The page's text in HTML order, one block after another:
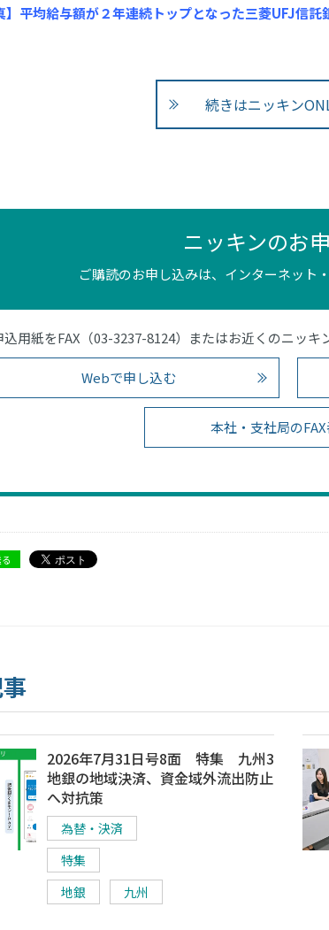
】平均給与額が２年連続トップとなった三菱UFJ信託
続きはニッキン
ニッキンのお
ご購読のお申し込みは、インターネット
込用紙をFAX（03-3237-8124）またはお近くのニッキ
Webで申し込む
本社・支社局の
2026年7月31日号8面 特集 九州3
地銀の地域決済、資金域外流出防止
へ対抗策
為替・決済
特集
地銀
九州